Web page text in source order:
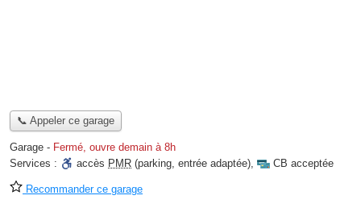
📞 Appeler ce garage
Garage - Fermé, ouvre demain à 8h
Services :
accès PMR (parking, entrée adaptée), CB acceptée
Recommander ce garage